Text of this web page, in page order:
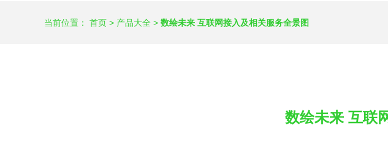
当前位置： 首页 > 产品大全 > 数绘未来 互联网接入及相关服务全景图
数绘未来 互联